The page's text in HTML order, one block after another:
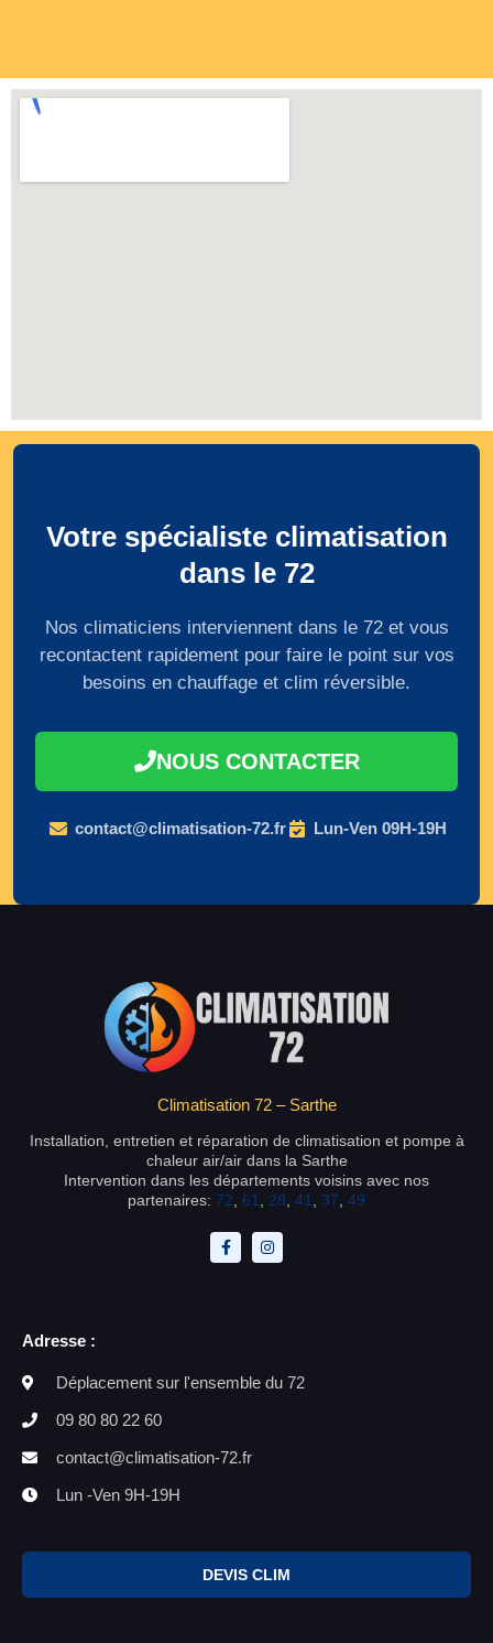
Votre spécialiste climatisation
dans le 72
Nos climaticiens interviennent dans le 72 et vous
recontactent rapidement pour faire le point sur vos
besoins en chauffage et clim réversible.
NOUS CONTACTER
contact@climatisation-72.fr Lun-Ven 09H-19H
Climatisation 72 – Sarthe
Installation, entretien et réparation de climatisation et pompe à
chaleur air/air dans la Sarthe
Intervention dans les départements voisins avec nos
partenaires: 72 61 28 41 37 49
Adresse :
Déplacement sur l'ensemble du 72
09 80 80 22 60
contact@climatisation-72.fr
Lun -Ven 9H-19H
DEVIS CLIM